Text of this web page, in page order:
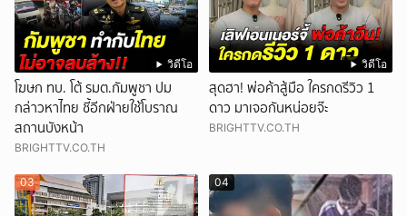
วิดีโอ
โฆษก ทบ. โต้ รมต.กัมพูชา ปม
กล่าวหาไทย ชี้อีกฝ่ายใช้โบราณ
สถานบังหน้า
BRIGHTTV.CO.TH
วิดีโอ
สุดฮา! พ่อค้าสู้มือ ใครกดรีวิว 1
ดาว มาเจอกันหน่อยจ๊ะ
BRIGHTTV.CO.TH
03 04